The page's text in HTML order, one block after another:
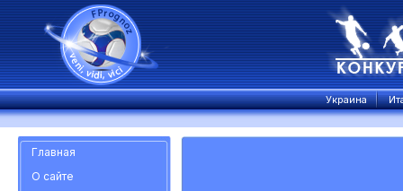
Украина
Главная
О сайте